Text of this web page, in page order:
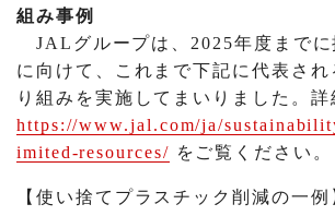
組み事例
JALグループは、2025年度までに
に向けて、これまで下記に代表され
り組みを実施してまいりました。詳
https://www.jal.com/ja/
imited-resources/ をご覧ください。
【使い捨てプラスチック削減の一例